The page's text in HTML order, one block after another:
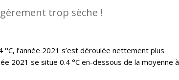
trop sèche !
l’année 2021 s’est déroulée nettement plus
2021 se situe 0.4 °C en-dessous de la moyenne à